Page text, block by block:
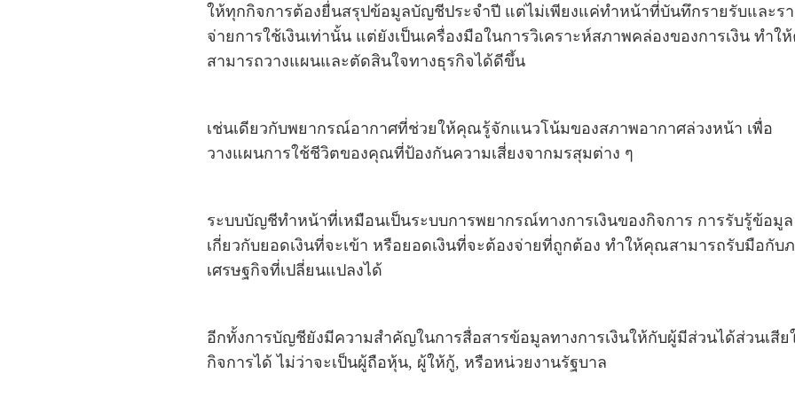
ให้ทุกกิจการต้องยื่นสรุปข้อมูลบัญชีประจำปี แต่ไม่เพียงแค่ทำหน้าที่บันทึกรายรับและร
จ่ายการใช้เงินเท่านั้น แต่ยังเป็นเครื่องมือในการวิเคราะห์สภาพคล่องของการเงิน ทำใ
สามารถวางแผนและตัดสินใจทางธุรกิจได้ดีขึ้น
เช่นเดียวกับพยากรณ์อากาศที่ช่วยให้คุณรู้จักแนวโน้มของสภาพอากาศล่วงหน้า เพื่อ
วางแผนการใช้ชีวิตของคุณที่ป้องกันความเสี่ยงจากมรสุมต่าง ๆ
ระบบบัญชีทำหน้าที่เหมือนเป็นระบบการพยากรณ์ทางการเงินของกิจการ การรับรู้ข้อมูล
เกี่ยวกับยอดเงินที่จะเข้า หรือยอดเงินที่จะต้องจ่ายที่ถูกต้อง ทำให้คุณสามารถรับมือกับภ
เศรษฐกิจที่เปลี่ยนแปลงได้
อีกทั้งการบัญชียังมีความสำคัญในการสื่อสารข้อมูลทางการเงินให้กับผู้มีส่วนได้ส่วนเสีย
กิจการได้ ไม่ว่าจะเป็นผู้ถือหุ้น, ผู้ให้กู้, หรือหน่วยงานรัฐบาล